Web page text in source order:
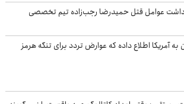
عوامل قتل حمیدرضا رجب‌زاده تیم تخصصی
آمریکا اطلاع داده که عوارض تردد برای تنگه هرمز